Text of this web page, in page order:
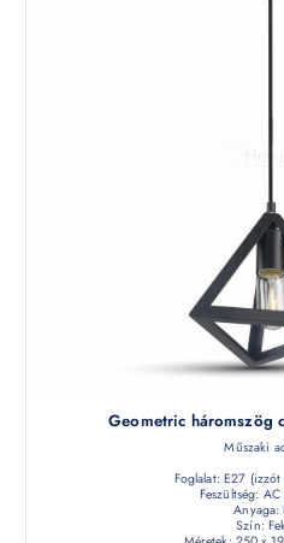
Geometric háromszög
Műszaki
Foglalat: E27 (izzót
Feszültség:
Anyaga:
Szín: